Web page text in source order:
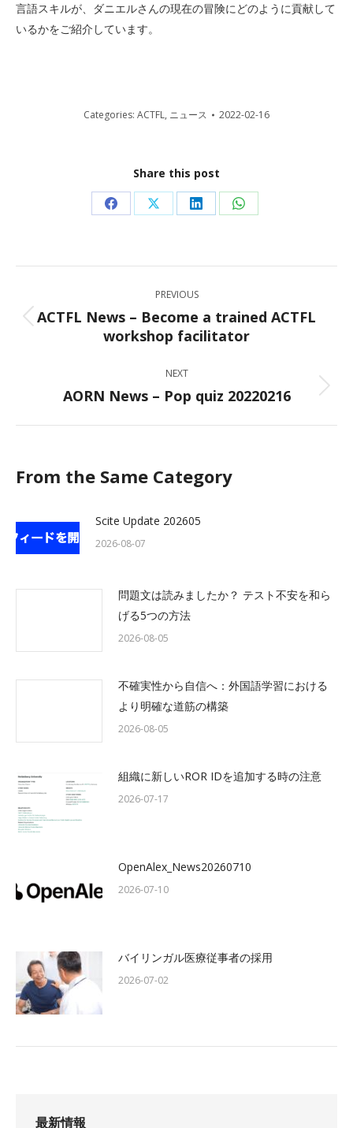
言語スキルが、ダニエルさんの現在の冒険にどのように貢献して
いるかをご紹介しています。
Categories: ACTFL, ニュース 2022-02-16
Share this post
Share
Facebook
Share
X
Share
LinkedIn
Share
WhatsApp
navigation
PREVIOUS
Previous
post:
ACTFL News – Become a trained ACTFL
workshop facilitator
NEXT
Next
AORN News – Pop quiz 20220216
From the Same Category
Scite Update 202605
2026-08-07
問題文は読みましたか？ テスト不安を和ら
げる5つの方法
2026-08-05
不確実性から自信へ：外国語学習における
より明確な道筋の構築
2026-08-05
組織に新しいROR IDを追加する時の注意
2026-07-17
OpenAlex_News20260710
2026-07-10
バイリンガル医療従事者の採用
2026-07-02
最新情報